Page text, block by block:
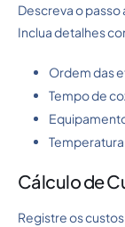
Descreva o
Inclua detalhes
Ordem das
Tempo de
Cálculo de
Registre os